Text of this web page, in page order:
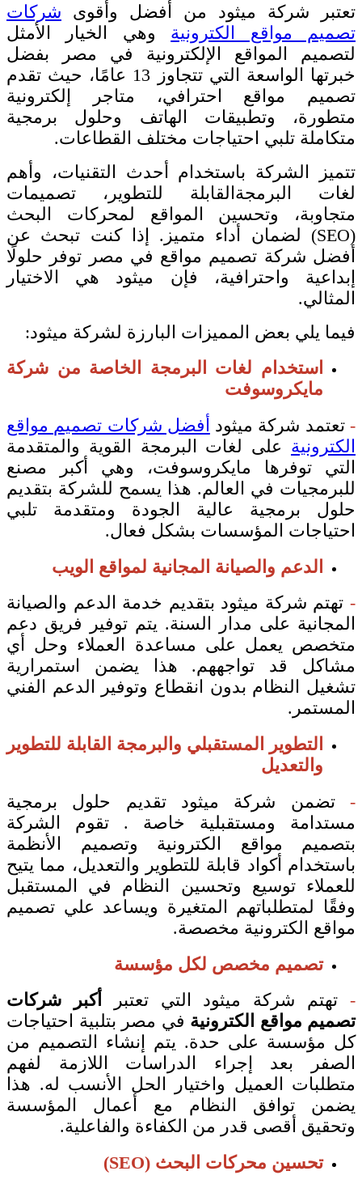
تعتبر شركة ميثود من أفضل وأقوى شركات
تصميم مواقع الكترونية وهي الخيار الأمثل
لتصميم المواقع الإلكترونية في مصر بفضل
خبرتها الواسعة التي تتجاوز 13 عامًا، حيث تقدم
تصميم مواقع احترافي، متاجر إلكترونية
متطورة، وتطبيقات الهاتف وحلول برمجية
متكاملة تلبي احتياجات مختلف القطاعات.
تتميز الشركة باستخدام أحدث التقنيات، وأهم
لغات البرمجةالقابلة للتطوير، تصميمات
متجاوبة، وتحسين المواقع لمحركات البحث
(SEO) لضمان أداء متميز. إذا كنت تبحث عن
أفضل شركة تصميم مواقع في مصر توفر حلولًا
إبداعية واحترافية، فإن ميثود هي الاختيار
المثالي.
فيما يلي بعض المميزات البارزة لشركة ميثود:
استخدام لغات البرمجة الخاصة من شركة
مايكروسوفت
-تعتمد شركة ميثود أفضل شركات تصميم مواقع
الكترونية على لغات البرمجة القوية والمتقدمة
التي توفرها مايكروسوفت، وهي أكبر مصنع
للبرمجيات في العالم. هذا يسمح للشركة بتقديم
حلول برمجية عالية الجودة ومتقدمة تلبي
احتياجات المؤسسات بشكل فعال.
الدعم والصيانة المجانية لمواقع الويب
- تهتم شركة ميثود بتقديم خدمة الدعم والصيانة
المجانية على مدار السنة. يتم توفير فريق دعم
متخصص يعمل على مساعدة العملاء وحل أي
مشاكل قد تواجههم. هذا يضمن استمرارية
تشغيل النظام بدون انقطاع وتوفير الدعم الفني
المستمر.
التطوير المستقبلي والبرمجة القابلة للتطوير
والتعديل
-تضمن شركة ميثود تقديم حلول برمجية
مستدامة ومستقبلية خاصة . تقوم الشركة
بتصميم مواقع الكترونية وتصميم الأنظمة
باستخدام أكواد قابلة للتطوير والتعديل، مما يتيح
للعملاء توسيع وتحسين النظام في المستقبل
وفقًا لمتطلباتهم المتغيرة ويساعد علي تصميم
مواقع الكترونية مخصصة.
تصميم مخصص لكل مؤسسة
- تهتم شركة ميثود التي تعتبر
أكبر شركات
تصميم مواقع الكترونية في مصر بتلبية احتياجات
كل مؤسسة على حدة. يتم إنشاء التصميم من
الصفر بعد إجراء الدراسات اللازمة لفهم
متطلبات العميل واختيار الحل الأنسب له. هذا
يضمن توافق النظام مع أعمال المؤسسة
وتحقيق أقصى قدر من الكفاءة والفاعلية.
تحسين محركات البحث (SEO)